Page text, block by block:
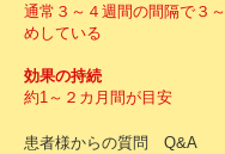
通常３～４週間の間隔で３
めしている
効果の持続
約1～２カ月間が目安
患者様からの質問 Q&A